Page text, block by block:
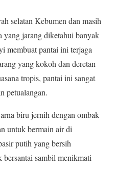
selatan Kebumen dan masih
yang jarang diketahui banyak
membuat pantai ini terjaga
yang kokoh dan deretan
tropis, pantai ini sangat
petualangan.
biru jernih dengan ombak
untuk bermain air di
putih yang bersih
sambil menikmati